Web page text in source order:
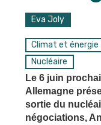
Eva Joly
Climat et énergie
Nucléaire
Le 6 juin
Allemagne
sortie du
négociations,